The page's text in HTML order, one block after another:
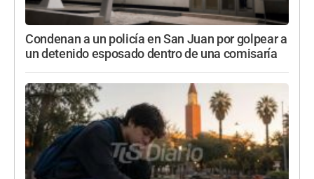
Condenan a un policía en San Juan por golpear a
un detenido esposado dentro de una comisaría